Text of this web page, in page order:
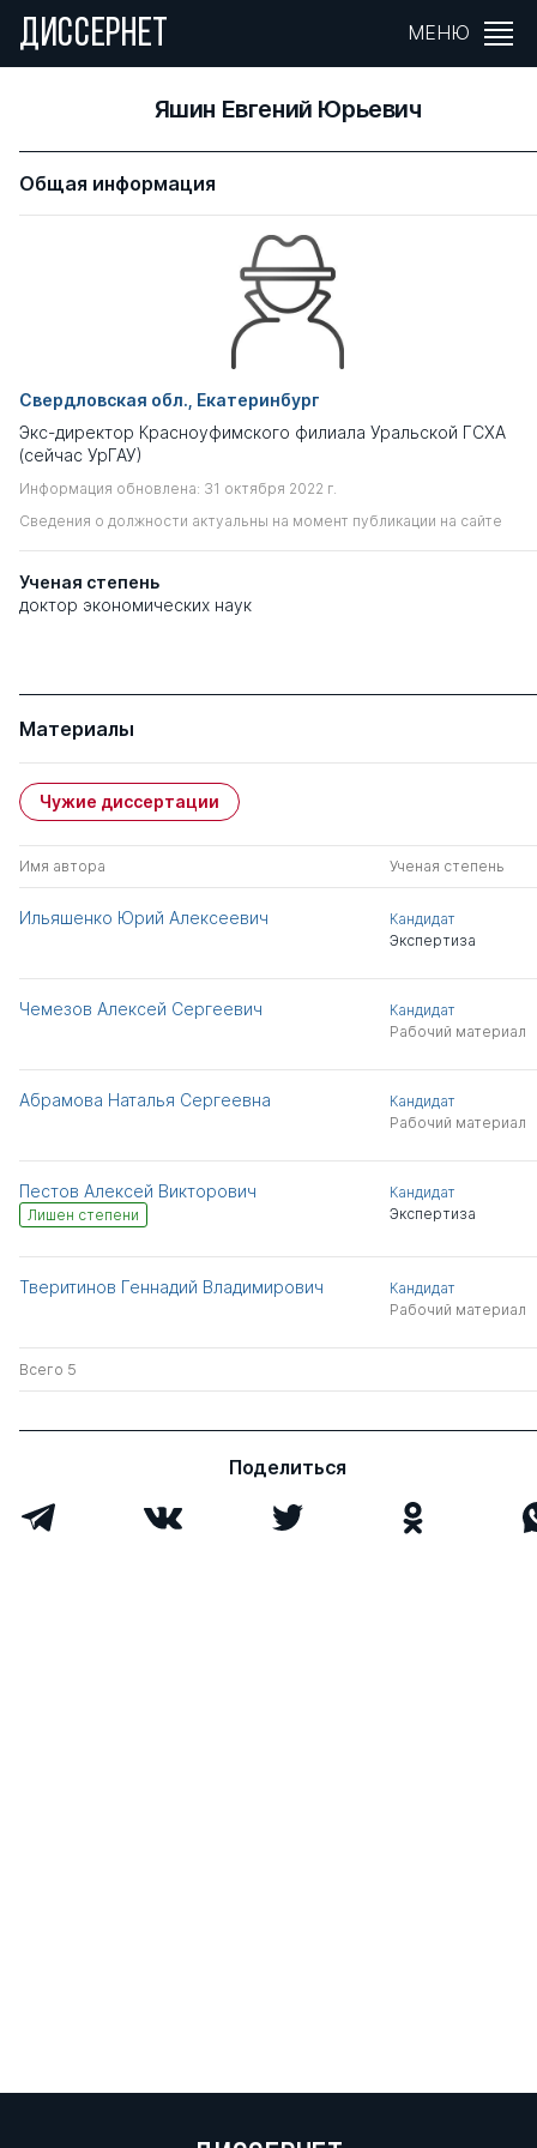
ДИССЕРНЕТ МЕНЮ
Яшин Евгений Юрьевич
Общая информация
Свердловская обл., Екатеринбург
Экс-директор Красноуфимского филиала Уральской ГСХА
(сейчас УрГАУ)
Информация обновлена: 31 октября 2022 г.
Сведения о должности актуальны на момент публикации на сайте
Ученая степень
доктор экономических наук
Материалы
Чужие диссертации
Имя автора Ученая степень
Ильяшенко Юрий Алексеевич
Кандидат
Экспертиза
Чемезов Алексей Сергеевич
Кандидат
Рабочий материал
Абрамова Наталья Сергеевна
Кандидат
Рабочий материал
Пестов Алексей Викторович
Лишен степени
Кандидат
Экспертиза
Тверитинов Геннадий Владимирович
Кандидат
Рабочий материал
Всего 5
Поделиться